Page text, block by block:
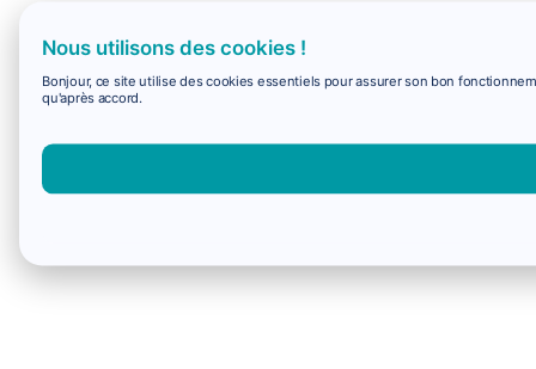
Nous utilisons des cookies !
Bonjour, ce site utilise des cookies essentiels pour assurer son bon
qu'après accord.